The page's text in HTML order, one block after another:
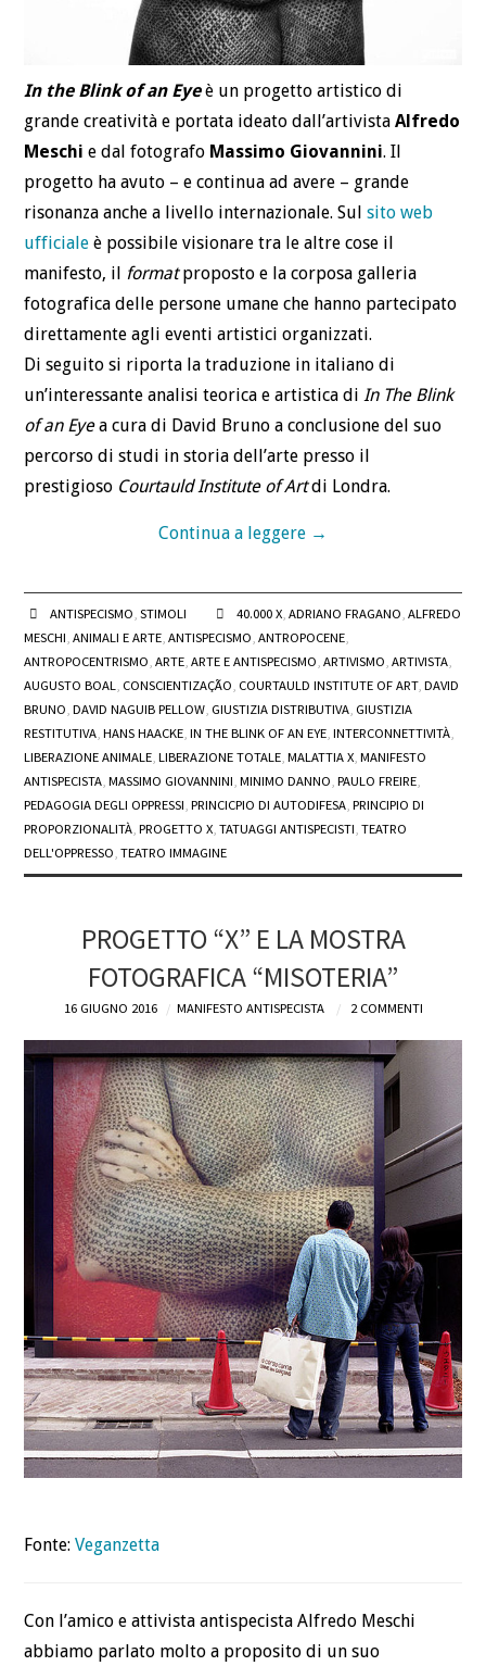
In the Blink of an Eyeè un progetto artistico di
grande creatività e portata ideato dall’artivistaAlfredo
Meschi e dal fotografo Massimo Giovannini. Il
progetto ha avuto – e continua ad avere – grande
risonanza anche a livello internazionale. Sulsito web
ufficiale è possibile visionare tra le altre cose il
manifesto, il formatproposto e la corposa galleria
fotografica delle persone umane che hanno partecipato
direttamente agli eventi artistici organizzati.
Di seguito si riporta la traduzione in italiano di
un’interessante analisi teorica e artistica diIn The Blink
of an Eyea cura di David Bruno a conclusione del suo
percorso di studi in storia dell’arte presso il
prestigioso Courtauld Institute of Artdi Londra.
Continua a leggere →
ANTISPECISMO, STIMOLI 40.000 X, ADRIANO FRAGANO, ALFREDO
MESCHI,ANIMALI E ARTE,ANTISPECISMO,ANTROPOCENE,
ANTROPOCENTRISMO,ARTE,ARTE E ANTISPECISMO,ARTIVISMO,ARTIVISTA,
AUGUSTO BOAL, CONSCIENTIZAÇÃO, COURTAULD INSTITUTE OF ART,DAVID
BRUNO,DAVID NAGUIB PELLOW, GIUSTIZIA DISTRIBUTIVA, GIUSTIZIA
RESTITUTIVA,HANS HAACKE,IN THE BLINK OF AN EYE,INTERCONNETTIVITÀ,
LIBERAZIONE ANIMALE,LIBERAZIONE TOTALE,MALATTIA X,MANIFESTO
ANTISPECISTA,MASSIMO GIOVANNINI,MINIMO DANNO,PAULO FREIRE,
PEDAGOGIA DEGLI OPPRESSI,PRINCICPIO DI AUTODIFESA,PRINCIPIO DI
PROPORZIONALITÀ,PROGETTO X,TATUAGGI ANTISPECISTI,TEATRO
DELL'OPPRESSO,TEATRO IMMAGINE
PROGETTO “X” E LA MOSTRA
FOTOGRAFICA “MISOTERIA”
16 GIUGNO 2016 MANIFESTO ANTISPECISTA 2 COMMENTI
Fonte:Veganzetta
Con l’amico e attivista antispecista Alfredo Meschi
abbiamo parlato molto a proposito di un suo